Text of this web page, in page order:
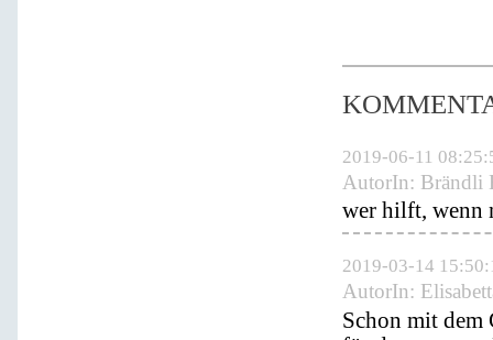
2019-06-11
AutorIn: Brändli
wer hilft, wenn
2019-03-14
AutorIn:
Schon mit dem